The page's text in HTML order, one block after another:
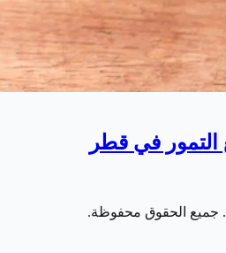
. جميع الحقوق محفوظة.